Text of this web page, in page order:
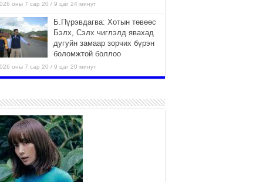
оны 7 сар 20 / 9 цаг 24 минут
Б.Пүрэвдагва: Хотын төвөөс
Бэлх, Сэлх чиглэлд явахад
дугуйн замаар зорчих бүрэн
боломжтой боллоо
оны 7 сар 20 / 9 цаг 20 минут
шугам хоолойн ажил 80
хувьтай үргэлжилж байна
оны 7 сар 20 / 9 цаг 14 минут
Усархаг аадар бороо орж
байгаа тул аюулгүй байдлаа
хангаж, үер усны аюулаас
сэрэмжлэхийг нийслэлийн